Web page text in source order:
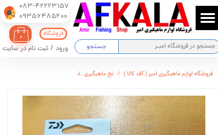
083-42223157
​​​​​​​09356485200
جستجو
۰
ورود / ثبت نام در سایت
حساب کاربری من
تغییر گذر واژه
فروشگاه
فروشگاه لوازم ماهیگیری امیر ( آف کالا ) نخ ماهیگیری